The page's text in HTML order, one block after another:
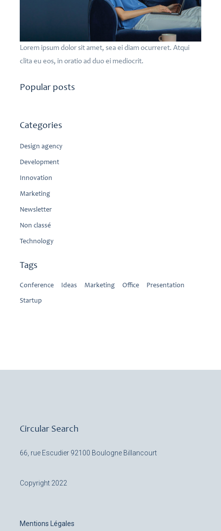
Lorem ipsum dolor sit amet, sea ei diam ocurreret. Atqui
clita eu eos, in oratio ad duo ei mediocrit.
Popular posts
Categories
Design agency
Development
Innovation
Marketing
Newsletter
Non classé
Technology
Tags
Conference Ideas Marketing Office Presentation
Startup
Circular Search
66, rue Escudier 92100 Boulogne Billancourt
Copyright 2022
Mentions Légales